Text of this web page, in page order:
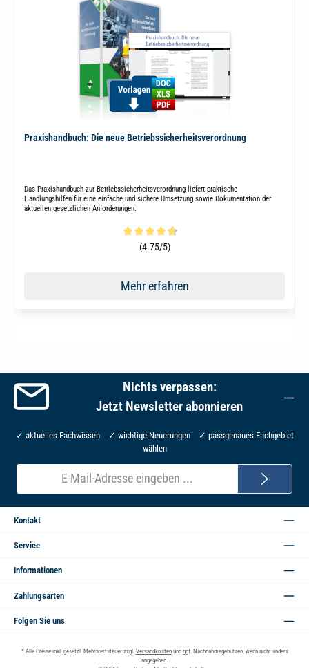
Praxishandbuch: Die neue Betriebssicherheitsverordnung
Das Praxishandbuch zur Betriebssicherheitsverordnung liefert praktische
Handlungshilfen für eine einfache und sichere Umsetzung sowie Dokumentation der
aktuellen gesetzlichen Anforderungen.
Durchschnittliche Bewertung von 4.6 von 5 Sternen
(4.75/5)
Mehr erfahren
Nichts verpassen:
Jetzt Newsletter abonnieren
✓ aktuelles Fachwissen ✓ wichtige Neuerungen ✓ passgenaues Fachgebiet
wählen
E-
Mail-
Adresse*
Kontakt
Service
Informationen
Zahlungsarten
Folgen Sie uns
* Alle Preise inkl. gesetzl. Mehrwertsteuer zzgl. Versandkostenund ggf. Nachnahmegebühren, wenn nicht anders
angegeben.